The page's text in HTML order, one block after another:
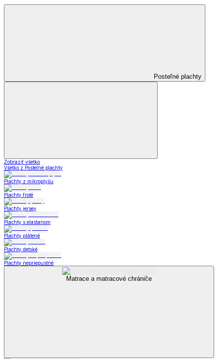
Posteľné plachty
Zobraziť všetko
Všetko z Posteľné plachty
Plachty z mikroplyšu
Plachty froté
Plachty jersey
Plachty s elastanom
Plachty plátené
Plachty detské
Plachty nepriepustné
Matrace a matracové chrániče